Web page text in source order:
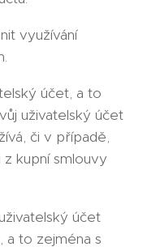
využívání
účet, a to
uživatelský účet
či v případě,
kupní smlouvy
účet
to zejména s